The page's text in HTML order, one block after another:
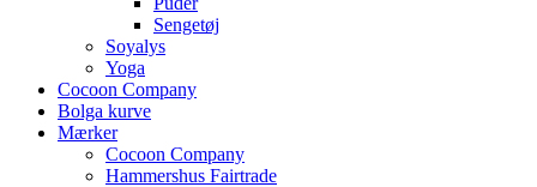
Sengetøj
Soyalys
Yoga
Cocoon Company
Bolga kurve
Mærker
Cocoon Company
Hammershus Fairtrade